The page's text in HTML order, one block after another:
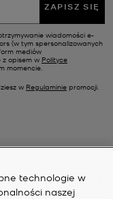
ZAPISZ SIĘ
wiadomości e-
(w tym spersonalizowanych
mediów
opisem w Polityce
momencie.
w Regulaminie promocji.
technologie w
naszej